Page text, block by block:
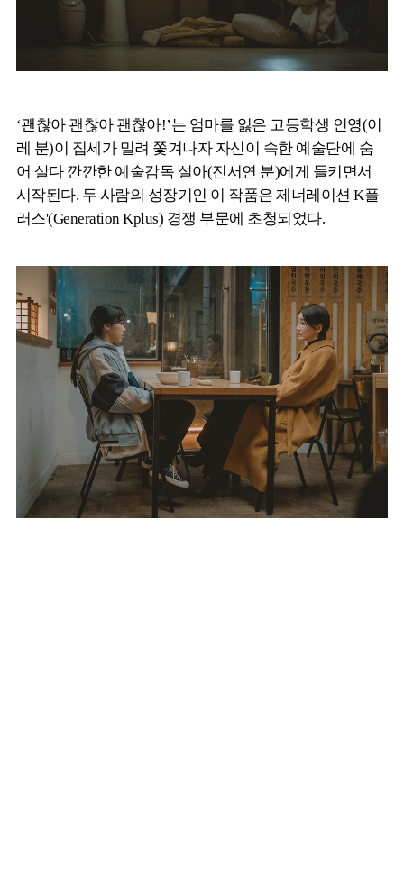
‘괜찮아 괜찮아 괜찮아!’는 엄마를 잃은 고등학생 인영(이
레 분)이 집세가 밀려 쫓겨나자 자신이 속한 예술단에 숨
어 살다 깐깐한 예술감독 설아(진서연 분)에게 들키면서
시작된다. 두 사람의 성장기인 이 작품은 제너레이션 K플
러스'(Generation Kplus) 경쟁 부문에 초청되었다.